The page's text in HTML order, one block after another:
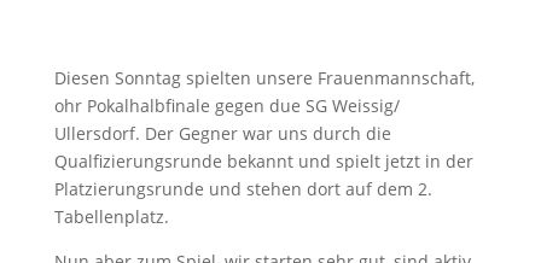
Diesen Sonntag spielten unsere Frauenmannschaft,
ohr Pokalhalbfinale gegen due SG Weissig/
Ullersdorf. Der Gegner war uns durch die
Qualfizierungsrunde bekannt und spielt jetzt in der
Platzierungsrunde und stehen dort auf dem 2.
Tabellenplatz.